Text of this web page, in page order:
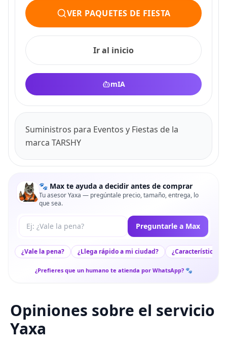
VER PAQUETES DE FIESTA
Ir al inicio
mIA
Suministros para Eventos y Fiestas de la
marca TARSHY
🐾 Max te ayuda a decidir antes de comprar
Tu asesor Yaxa — pregúntale precio, tamaño, entrega, lo
que sea.
Tu pregunta a Max Preguntarle a Max
¿Vale la pena? ¿Llega rápido a mi ciudad? ¿Características
¿Prefieres que un humano te atienda por WhatsApp? 🐾
Opiniones sobre el servicio
Yaxa